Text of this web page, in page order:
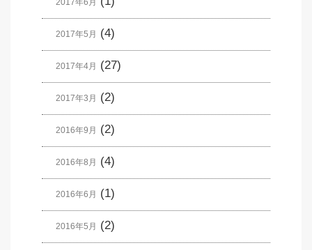
2017年6月
2017年5月 (4)
2017年4月 (27)
2017年3月 (2)
2016年9月 (2)
2016年8月 (4)
2016年6月 (1)
2016年5月 (2)